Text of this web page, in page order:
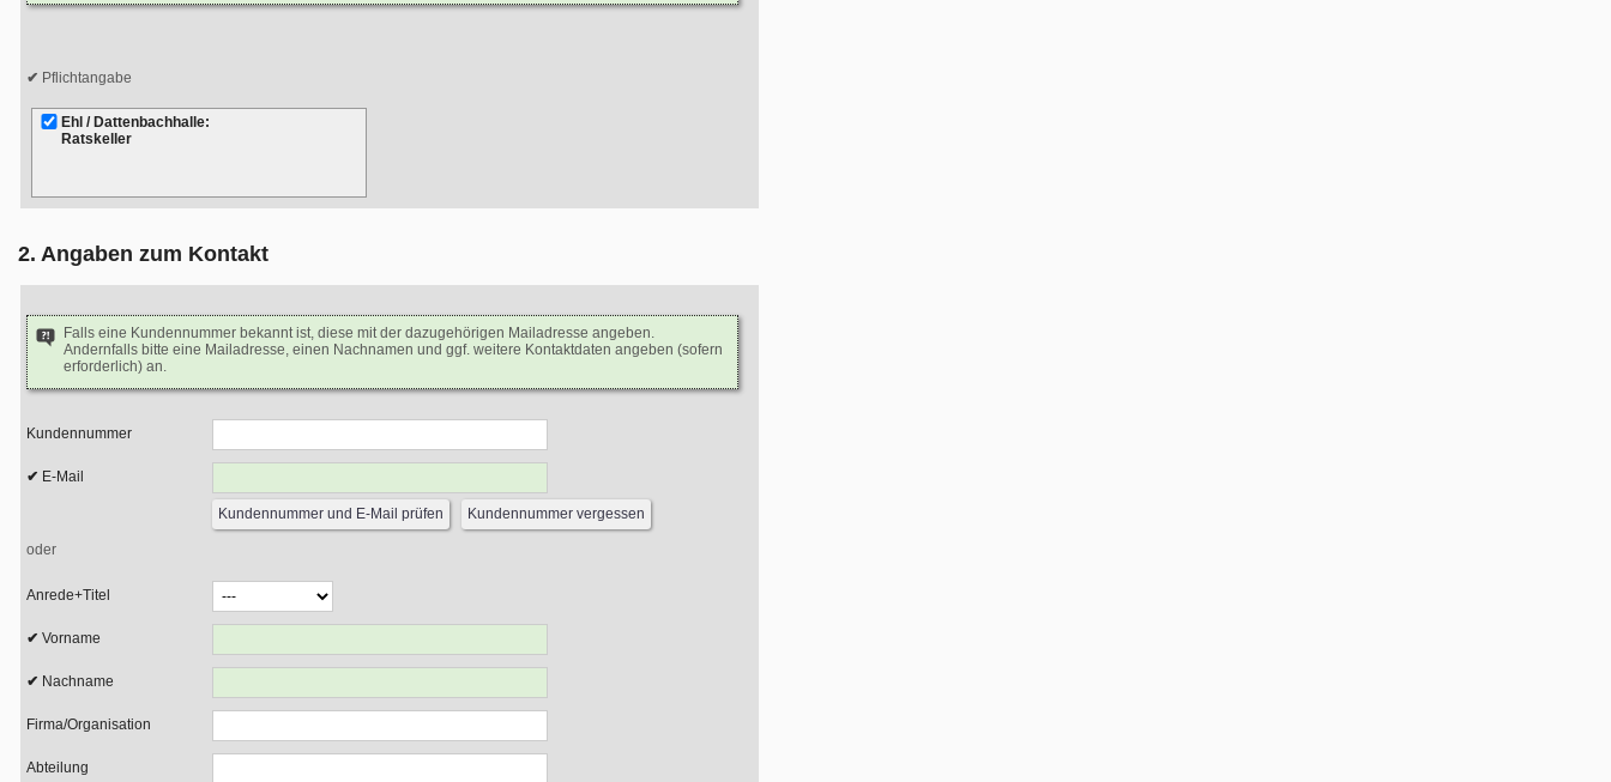
Pflichtangabe
Ehl / Dattenbachhalle:
Ratskeller
2. Angaben zum Kontakt
Falls eine Kundennummer bekannt ist, diese mit der dazugehörigen Mailadresse angeben.
Andernfalls bitte eine Mailadresse, einen Nachnamen und ggf. weitere Kontaktdaten angeben (sofern
erforderlich) an.
Kundennummer
E-Mail
oder
Anrede+Titel
Vorname
Nachname
Firma/Organisation
Abteilung